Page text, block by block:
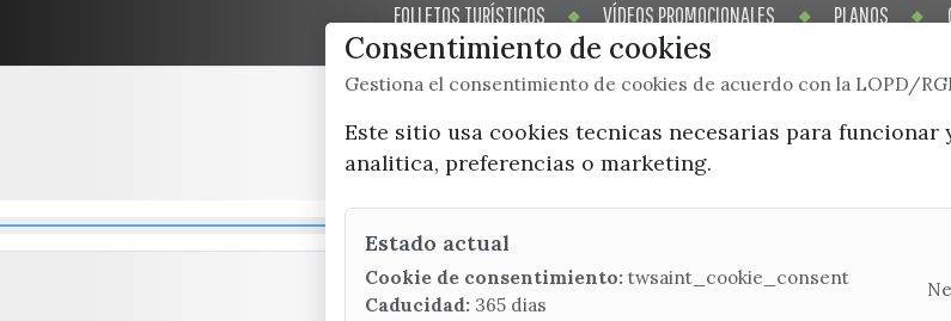
FOLLETOS TURÍSTICOS VÍDEOS PROMOCIONALES PLANOS
x / twitter
Consentimiento de cookies
Gestiona el consentimiento de cookies de acuerdo con la LOPD/
Este sitio usa cookies tecnicas necesarias para funcionar
analitica, preferencias o marketing.
Estado actual
Cookie de consentimiento: twsaint_cookie_consent
Caducidad: 365 dias